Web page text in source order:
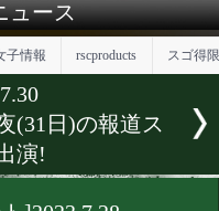
習動画 ランキング
ニュース